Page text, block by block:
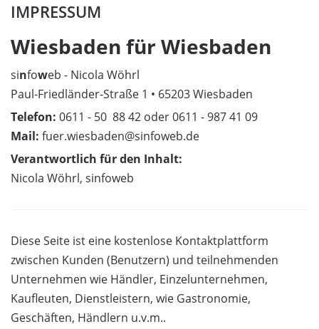
IMPRESSUM
Wiesbaden für Wiesbaden
sinfoweb - Nicola Wöhrl
Paul-Friedländer-Straße 1 • 65203 Wiesbaden
Telefon: 0611 - 50 88 42 oder 0611 - 987 41 09
Mail: fuer.wiesbaden@sinfoweb.de
Verantwortlich für den Inhalt:
Nicola Wöhrl, sinfoweb
Diese Seite ist eine kostenlose Kontaktplattform
zwischen Kunden (Benutzern) und teilnehmenden
Unternehmen wie Händler, Einzelunternehmen,
Kaufleuten, Dienstleistern, wie Gastronomie,
Geschäften, Händlern u.v.m..